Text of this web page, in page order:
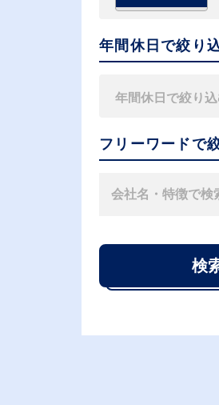
年間休日で絞り
フリーワードで
検